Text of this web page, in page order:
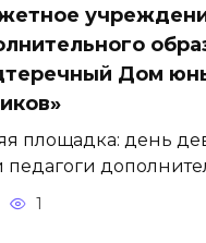
Дом
площадка: день
1